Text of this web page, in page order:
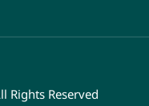
Rights Reserved